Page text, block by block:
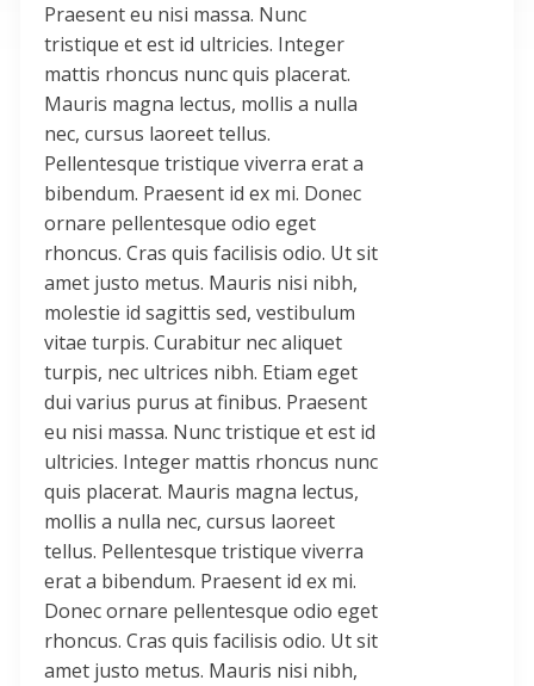
Praesent eu nisi massa. Nunc
tristique et est id ultricies. Integer
mattis rhoncus nunc quis placerat.
Mauris magna lectus, mollis a nulla
nec, cursus laoreet tellus.
Pellentesque tristique viverra erat a
bibendum. Praesent id ex mi. Donec
ornare pellentesque odio eget
rhoncus. Cras quis facilisis odio. Ut sit
amet justo metus. Mauris nisi nibh,
molestie id sagittis sed, vestibulum
vitae turpis. Curabitur nec aliquet
turpis, nec ultrices nibh. Etiam eget
dui varius purus at finibus. Praesent
eu nisi massa. Nunc tristique et est id
ultricies. Integer mattis rhoncus nunc
quis placerat. Mauris magna lectus,
mollis a nulla nec, cursus laoreet
tellus. Pellentesque tristique viverra
erat a bibendum. Praesent id ex mi.
Donec ornare pellentesque odio eget
rhoncus. Cras quis facilisis odio. Ut sit
amet justo metus. Mauris nisi nibh,